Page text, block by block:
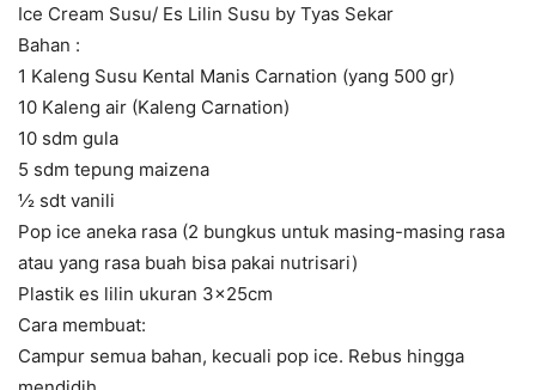
Ice Cream Susu/ Es Lilin Susu by Tyas Sekar
Bahan :
1 Kaleng Susu Kental Manis Carnation (yang 500 gr)
10 Kaleng air (Kaleng Carnation)
10 sdm gula
5 sdm tepung maizena
½ sdt vanili
Pop ice aneka rasa (2 bungkus untuk masing-masing rasa
atau yang rasa buah bisa pakai nutrisari)
Plastik es lilin ukuran 3x25cm
Cara membuat:
Campur semua bahan, kecuali pop ice. Rebus hingga